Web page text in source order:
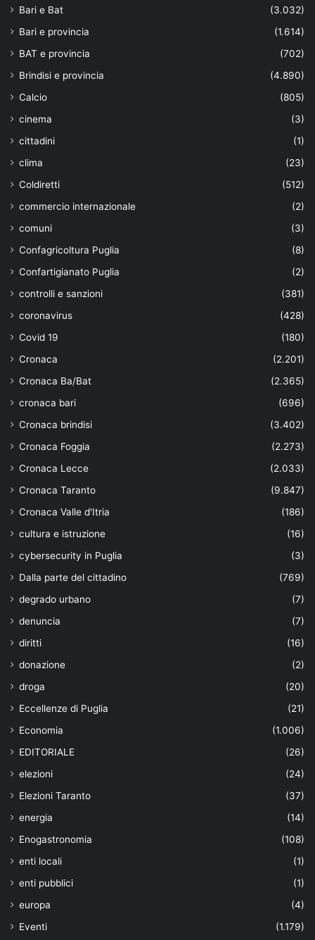
Bari e Bat
(3.032)
Bari e provincia
(1.614)
BAT e provincia
(702)
Brindisi e provincia
(4.890)
Calcio
(805)
cinema
(3)
cittadini
(1)
clima
(23)
Coldiretti
(512)
commercio internazionale
(2)
comuni
(3)
Confagricoltura Puglia
(8)
Confartigianato Puglia
(2)
controlli e sanzioni
(381)
coronavirus
(428)
Covid 19
(180)
Cronaca
(2.201)
Cronaca Ba/Bat
(2.365)
cronaca bari
(696)
Cronaca brindisi
(3.402)
Cronaca Foggia
(2.273)
Cronaca Lecce
(2.033)
Cronaca Taranto
(9.847)
Cronaca Valle d'Itria
(186)
cultura e istruzione
(16)
cybersecurity in Puglia
(3)
Dalla parte del cittadino
(769)
degrado urbano
(7)
denuncia
(7)
diritti
(16)
donazione
(2)
droga
(20)
Eccellenze di Puglia
(21)
Economia
(1.006)
EDITORIALE
(26)
elezioni
(24)
Elezioni Taranto
(37)
energia
(14)
Enogastronomia
(108)
enti locali
(1)
enti pubblici
(1)
europa
(4)
Eventi
(1.179)